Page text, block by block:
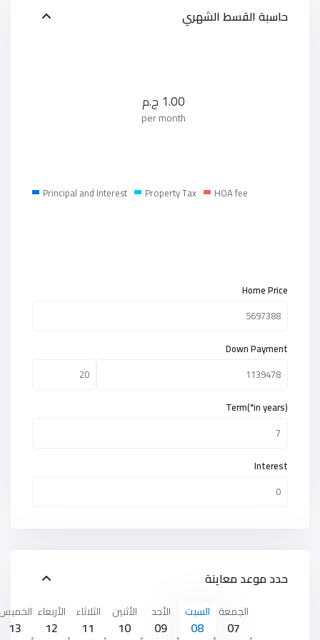
حاسبة القسط الشهري
1.00 ج.م
per month
Principal and Interest Property Tax HOA fee
Home Price
Down Payment
Term(*in years)
Interest
حدد موعد معاينة
الجمعة
07
السبت
08
الأحد
09
الأثنين
10
الثلاثاء
11
الأربعاء
12
13